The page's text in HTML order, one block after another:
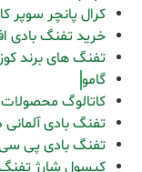
کرال پانچر سوپر
خرید تفنگ بادی
تفنگ های برند
گامو
کاتالوگ
تفنگ بادی آلمانی
تفنگ بادی پی
کپسول شارژ